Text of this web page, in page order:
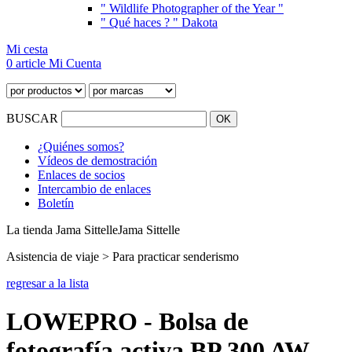
" Wildlife Photographer of the Year "
" Qué haces ? " Dakota
Mi cesta
0 article Mi Cuenta
BUSCAR
¿Quiénes somos?
Vídeos de demostración
Enlaces de socios
Intercambio de enlaces
Boletín
La tienda Jama SittelleJama Sittelle
Asistencia de viaje > Para practicar senderismo
regresar a la lista
LOWEPRO - Bolsa de